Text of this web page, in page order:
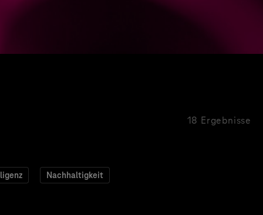
18 Ergebnisse
Nachhaltigkeit